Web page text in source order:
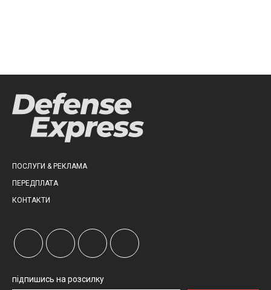
ПОСЛУГИ & РЕКЛАМА
ПЕРЕДПЛАТА
КОНТАКТИ
підпишись на розсилку